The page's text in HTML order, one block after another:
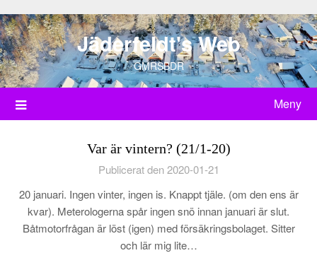
till
innehåll
Jäderfeldt's Web
GMRSBDR
Meny
Var är vintern? (21/1-20)
Publicerat den 2020-01-21
20 januari. Ingen vinter, ingen is. Knappt tjäle. (om den ens är
kvar). Meterologerna spår ingen snö innan januari är slut.
Båtmotorfrågan är löst (igen) med försäkringsbolaget. Sitter
och lär mig lite…